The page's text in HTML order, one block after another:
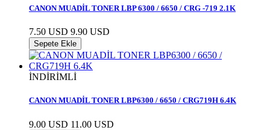
CANON MUADİL TONER LBP 6300 / 6650 / CRG -719 2.1K
7.50 USD 9.90 USD
Sepete Ekle
İNDİRİMLİ
CANON MUADİL TONER LBP6300 / 6650 / CRG719H 6.4K
9.00 USD 11.00 USD